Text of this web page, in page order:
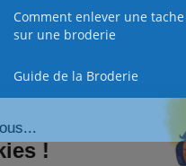
Comment enlever une tache
sur une broderie
Guide de la Broderie